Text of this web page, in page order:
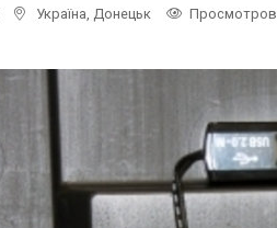
Україна Донецьк Просмотров